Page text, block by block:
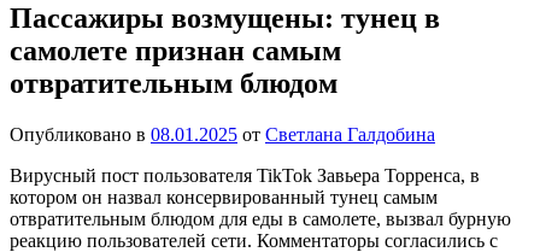
Пассажиры возмущены: тунец в
самолете признан самым
отвратительным блюдом
Опубликовано в 08.01.2025 от Светлана Галдобина
Вирусный пост пользователя TikTok Завьера Торренса, в
котором он назвал консервированный тунец самым
отвратительным блюдом для еды в самолете, вызвал бурную
реакцию пользователей сети. Комментаторы согласились с